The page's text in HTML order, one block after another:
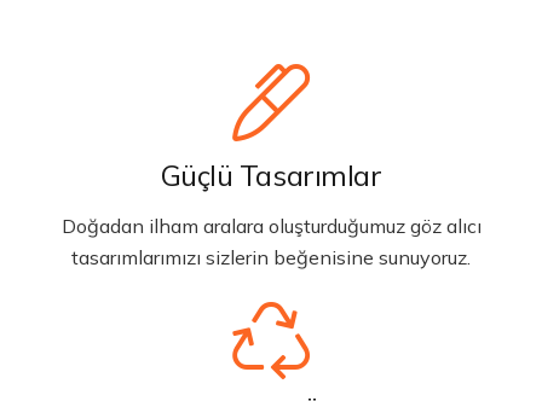
Güçlü Tasarımlar
Doğadan ilham aralara oluşturduğumuz göz alıcı
tasarımlarımızı sizlerin beğenisine sunuyoruz.